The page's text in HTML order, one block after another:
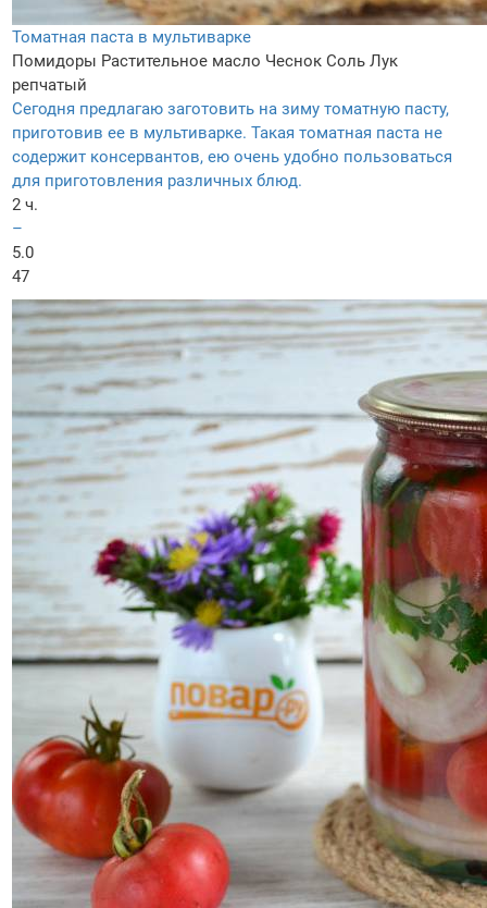
Томатная паста в мультиварке
Помидоры Растительное масло Чеснок Соль Лук
репчатый
Сегодня предлагаю заготовить на зиму томатную пасту,
приготовив ее в мультиварке. Такая томатная паста не
содержит консервантов, ею очень удобно пользоваться
для приготовления различных блюд.
2 ч.
–
5.0
47